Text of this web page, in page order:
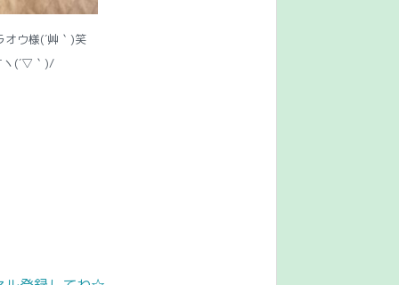
ウ様(´艸｀)笑
ヽ(´▽｀)/